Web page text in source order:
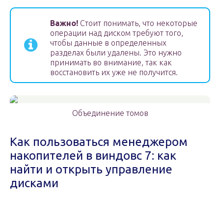
Важно! Стоит понимать, что некоторые
операции над диском требуют того,
чтобы данные в определенных
разделах были удалены. Это нужно
принимать во внимание, так как
восстановить их уже не получится.
Объединение томов
Как пользоваться менеджером
накопителей в виндовс 7: как
найти и открыть управление
дисками